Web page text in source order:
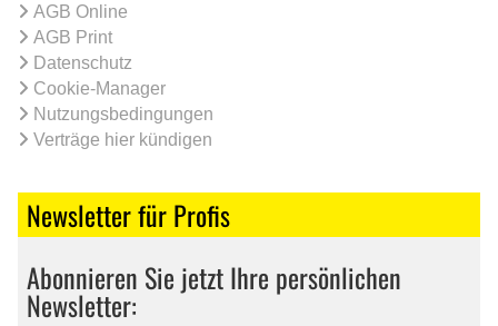
AGB Online
AGB Print
Datenschutz
Cookie-Manager
Nutzungsbedingungen
Verträge hier kündigen
Newsletter für Profis
Abonnieren Sie jetzt Ihre persönlichen
Newsletter: